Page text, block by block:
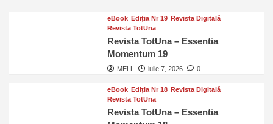
eBook Ediția Nr 19 Revista Digitală
Revista TotUna
Revista TotUna – Essentia
Momentum 19
MELL iulie 7, 2026 0
eBook Ediția Nr 18 Revista Digitală
Revista TotUna
Revista TotUna – Essentia